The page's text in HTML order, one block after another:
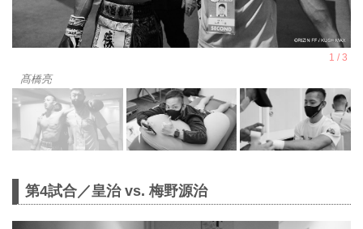
髙橋亮
第4試合／皇治 vs. 梅野源治